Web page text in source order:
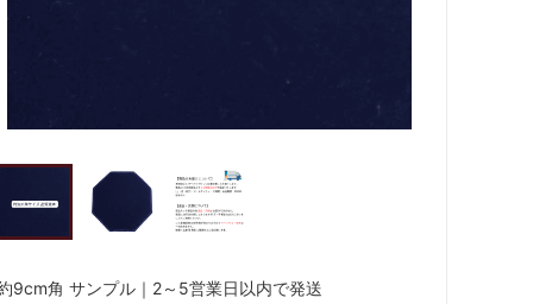
9cm角 サンプル｜2～5営業日以内で発送